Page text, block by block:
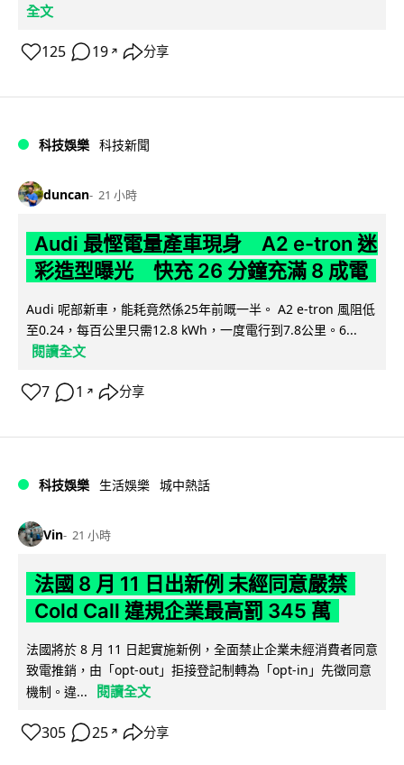
全文
125 19 ↗ 分享
科技娛樂 科技新聞
duncan 21 小時
Audi 最慳電量產車現身 A2 e-tron 迷
彩造型曝光 快充 26 分鐘充滿 8 成電
Audi 呢部新車，能耗竟然係25年前嘅一半。 A2 e-tron 風阻低
至0.24，每百公里只需12.8 kWh，一度電行到7.8公里。6...
閱讀全文
7 1 ↗ 分享
科技娛樂 生活娛樂 城中熱話
Vin 21 小時
法國 8 月 11 日出新例 未經同意嚴禁
Cold Call 違規企業最高罰 345 萬
法國將於 8 月 11 日起實施新例，全面禁止企業未經消費者同意
致電推銷，由「opt-out」拒接登記制轉為「opt-in」先徵同意
機制。違...
閱讀全文
305 25 ↗ 分享